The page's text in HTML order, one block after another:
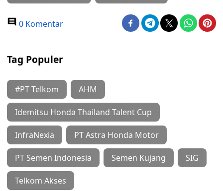
0 Komentar
Tag Populer
#PT Telkom AHM
Idemitsu Honda Thailand Talent Cup
InfraNexia PT Astra Honda Motor
PT Semen Indonesia Semen Kujang SIG
Telkom Akses